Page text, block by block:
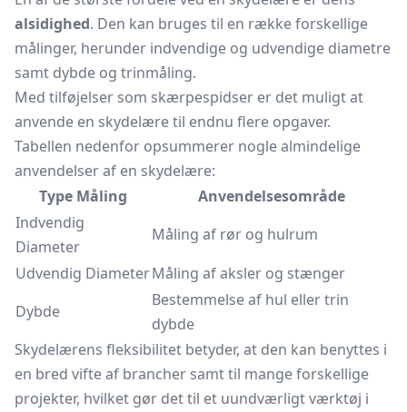
alsidighed. Den kan bruges til en række forskellige
målinger, herunder indvendige og udvendige diametre
samt dybde og trinmåling.
Med tilføjelser som skærpespidser er det muligt at
anvende en skydelære til endnu flere opgaver.
Tabellen nedenfor opsummerer nogle almindelige
anvendelser af en skydelære:
Type Måling
Anvendelsesområde
Indvendig
Diameter
Måling af rør og hulrum
Udvendig DiameterMåling af aksler og stænger
Dybde
Bestemmelse af hul eller trin
dybde
Skydelærens fleksibilitet betyder, at den kan benyttes i
en bred vifte af brancher samt til mange forskellige
projekter, hvilket gør det til et uundværligt værktøj i